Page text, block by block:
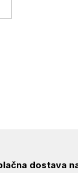
dostava